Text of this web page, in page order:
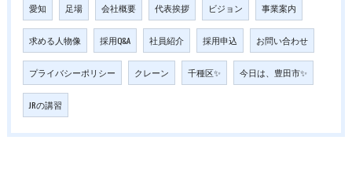
愛知 足場 会社概要 代表挨拶 ビジョン 事業案内
求める人物像 採用Q&A 社員紹介 採用申込 お問い合わせ
プライバシーポリシー クレーン 千種区✨ 今日は、豊田市✨
JRの講習